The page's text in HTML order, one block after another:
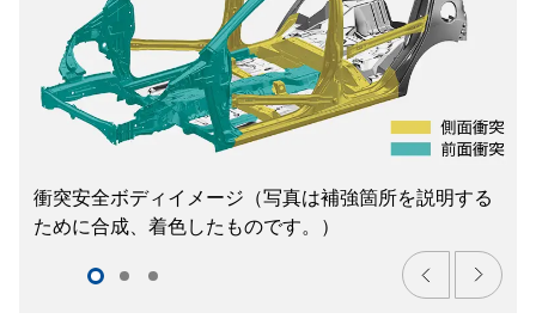
衝突安全ボディイメージ（写真は補強箇所を説明する
ために合成、着色したものです。）